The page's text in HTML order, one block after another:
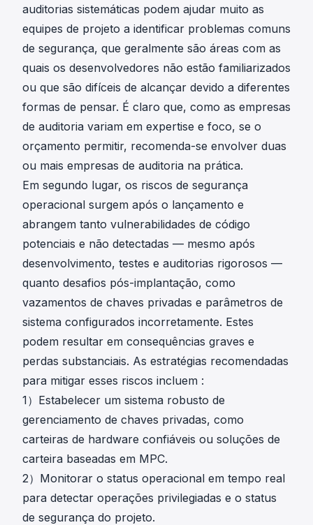
auditorias sistemáticas podem ajudar muito as
equipes de projeto a identificar problemas comuns
de segurança, que geralmente são áreas com as
quais os desenvolvedores não estão familiarizados
ou que são difíceis de alcançar devido a diferentes
formas de pensar. É claro que, como as empresas
de auditoria variam em expertise e foco, se o
orçamento permitir, recomenda-se envolver duas
ou mais empresas de auditoria na prática.
Em segundo lugar, os riscos de segurança
operacional surgem após o lançamento e
abrangem tanto vulnerabilidades de código
potenciais e não detectadas — mesmo após
desenvolvimento, testes e auditorias rigorosos —
quanto desafios pós-implantação, como
vazamentos de chaves privadas e parâmetros de
sistema configurados incorretamente. Estes
podem resultar em consequências graves e
perdas substanciais. As estratégias recomendadas
para mitigar esses riscos incluem :
1）Estabelecer um sistema robusto de
gerenciamento de chaves privadas, como
carteiras de hardware confiáveis ou soluções de
carteira baseadas em MPC.
2）Monitorar o status operacional em tempo real
para detectar operações privilegiadas e o status
de segurança do projeto.